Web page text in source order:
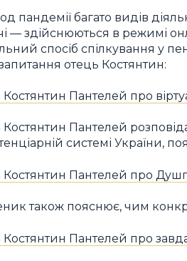
пандемії багато видів
— здійснюються в режимі
спосіб спілкування у
отець Костянтин:
Пантелей про
Пантелей
системі України,
Пантелей про
також пояснює, чим
Пантелей про